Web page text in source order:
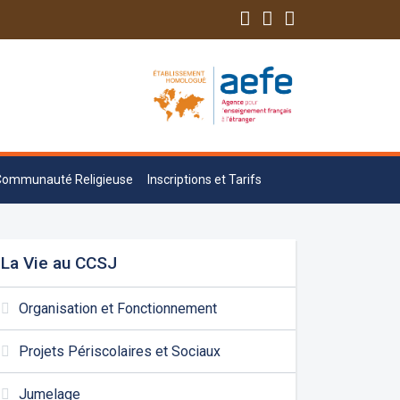
Religieuse Inscriptions et Tarifs
La Vie au CCSJ
Organisation et Fonctionnement
Projets Périscolaires et Sociaux
Jumelage